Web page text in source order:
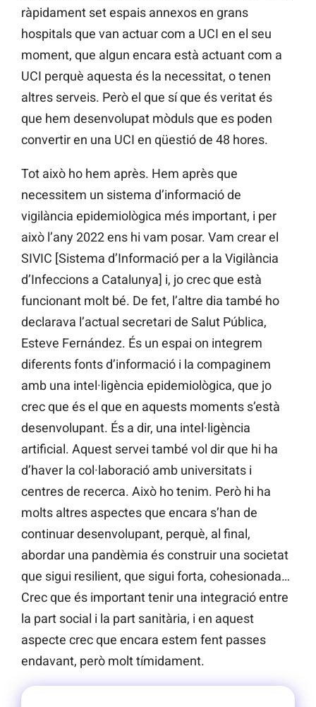
ràpidament set espais annexos en grans
hospitals que van actuar com a UCI en el seu
moment, que algun encara està actuant com a
UCI perquè aquesta és la necessitat, o tenen
altres serveis. Però el que sí que és veritat és
que hem desenvolupat mòduls que es poden
convertir en una UCI en qüestió de 48 hores.
Tot això ho hem après. Hem après que
necessitem un sistema d’informació de
vigilància epidemiològica més important, i per
això l’any 2022 ens hi vam posar. Vam crear el
SIVIC [Sistema d’Informació per a la Vigilància
d’Infeccions a Catalunya] i, jo crec que està
funcionant molt bé. De fet, l’altre dia també ho
declarava l’actual secretari de Salut Pública,
Esteve Fernández. És un espai on integrem
diferents fonts d’informació i la compaginem
amb una intel·ligència epidemiològica, que jo
crec que és el que en aquests moments s’està
desenvolupant. És a dir, una intel·ligència
artificial. Aquest servei també vol dir que hi ha
d’haver la col·laboració amb universitats i
centres de recerca. Això ho tenim. Però hi ha
molts altres aspectes que encara s’han de
continuar desenvolupant, perquè, al final,
abordar una pandèmia és construir una societat
que sigui resilient, que sigui forta, cohesionada…
Crec que és important tenir una integració entre
la part social i la part sanitària, i en aquest
aspecte crec que encara estem fent passes
endavant, però molt tímidament.